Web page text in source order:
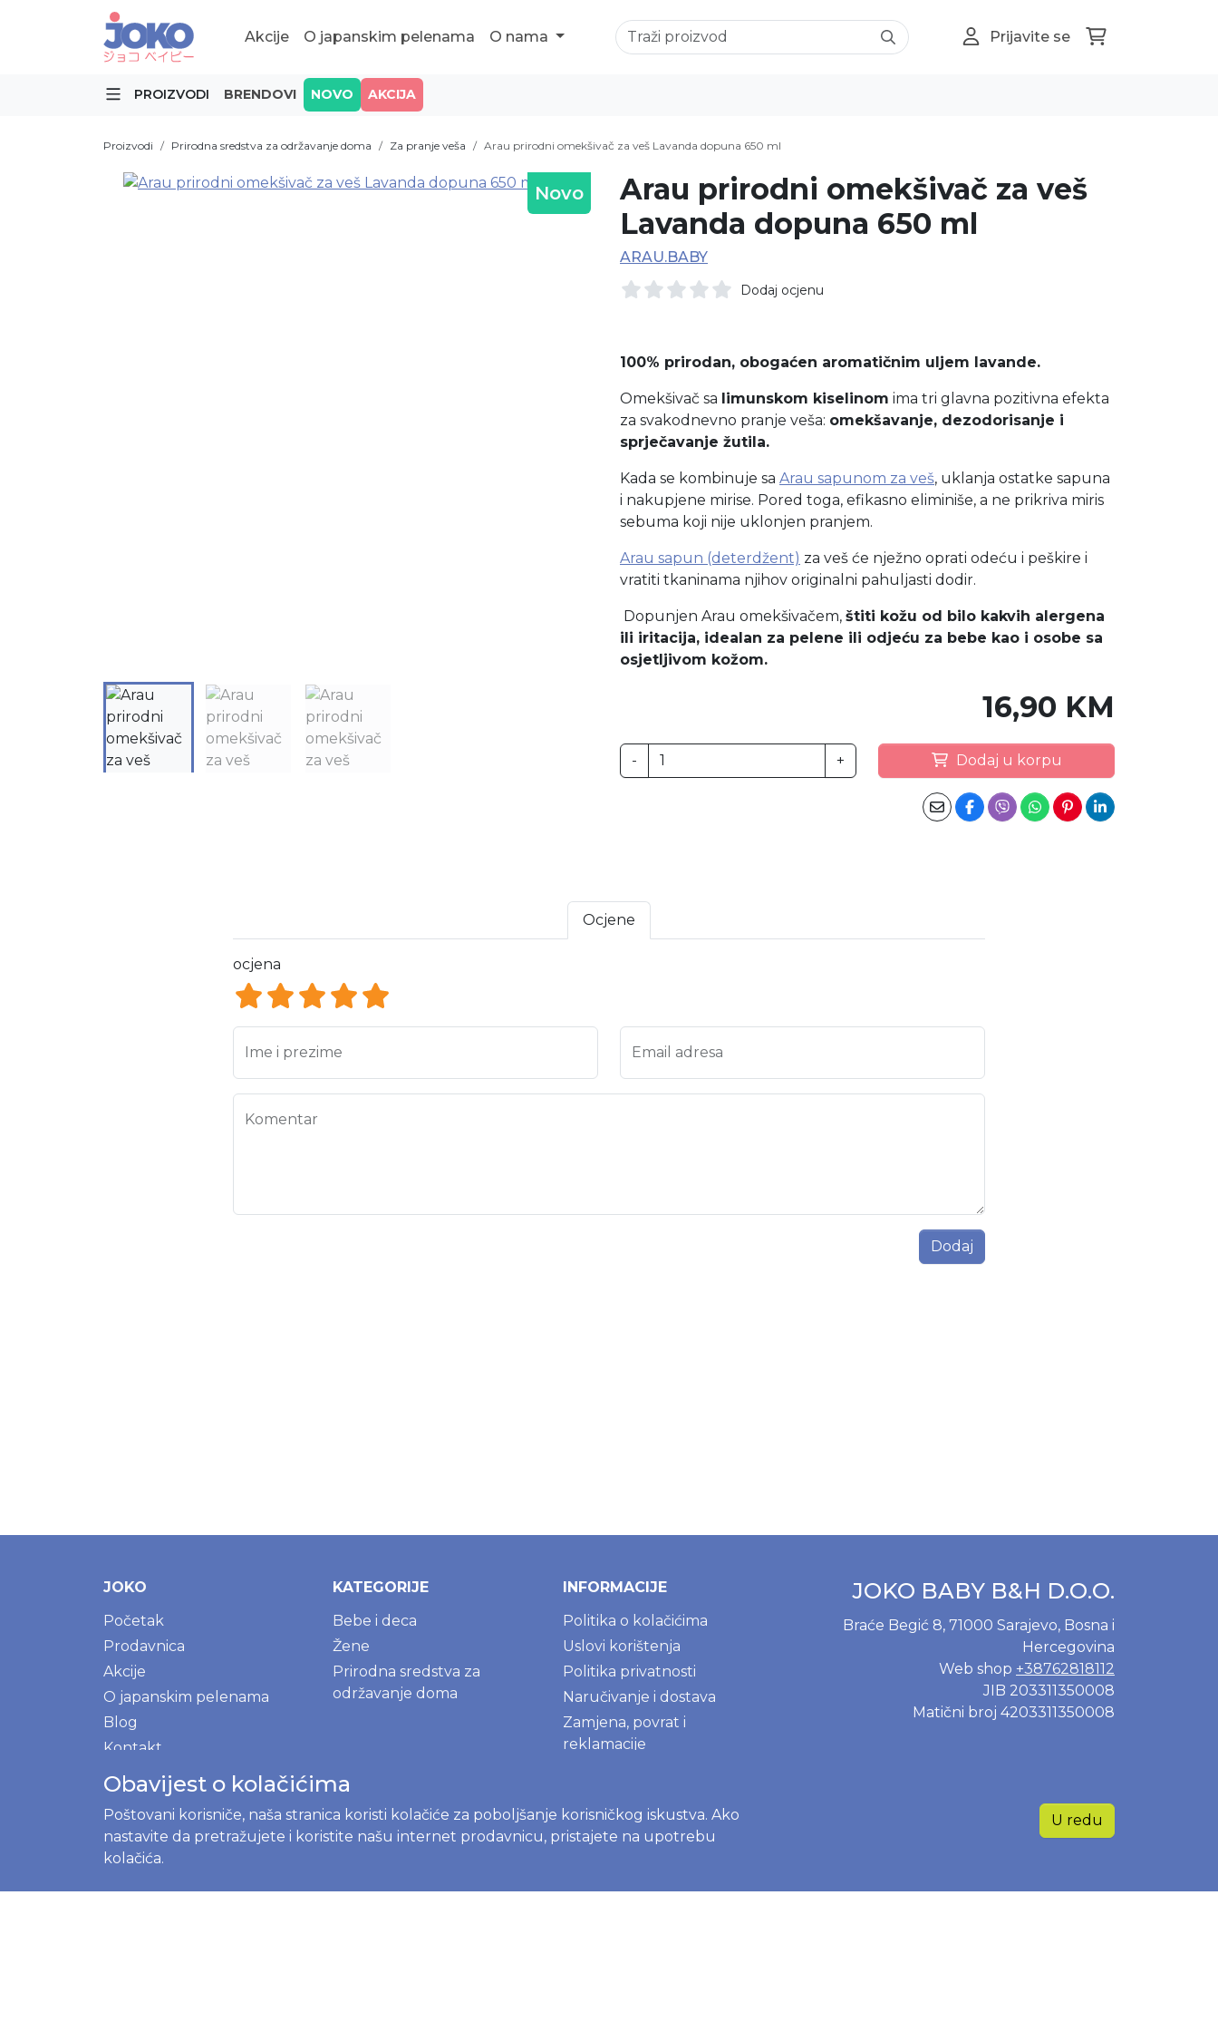
Akcije O japanskim pelenama O nama Prijavite se
PROIZVODI BRENDOVI NOVO AKCIJA
Proizvodi Prirodna sredstva za održavanje doma Za pranje veša Arau prirodni omekšivač za veš Lavanda dopuna 650 ml
Novo
Arau prirodni omekšivač za veš
Lavanda dopuna 650 ml
ARAU.BABY
Dodaj ocjenu
100% prirodan, obogaćen aromatičnim uljem lavande.
Omekšivač sa limunskom kiselinom ima tri glavna pozitivna efekta
za svakodnevno pranje veša: omekšavanje, dezodorisanje i
sprječavanje žutila.
Kada se kombinuje sa Arau sapunom za veš, uklanja ostatke sapuna
i nakupjene mirise. Pored toga, efikasno eliminiše, a ne prikriva miris
sebuma koji nije uklonjen pranjem.
Arau sapun (deterdžent) za veš će nježno oprati odeću i peškire i
vratiti tkaninama njihov originalni pahuljasti dodir.
Dopunjen Arau omekšivačem, štiti kožu od bilo kakvih alergena
ili iritacija, idealan za pelene ili odjeću za bebe kao i osobe sa
osjetljivom kožom.
16,90 KM
- + Dodaj u korpu
Ocjene
ocjena
ocjena 5
ocjena 4
ocjena 3
ocjena 2
ocjena 1
Ime i prezime Email adresa
Komentar
Dodaj
JOKO
Početak
Prodavnica
Akcije
O japanskim pelenama
Blog
Kontakt
O nama
Gdje kupiti
Registrujte se
Prijavite se
KATEGORIJE
Bebe i deca
Žene
Prirodna sredstva za
održavanje doma
INFORMACIJE
Politika o kolačićima
Uslovi korištenja
Politika privatnosti
Naručivanje i dostava
Zamjena, povrat i
reklamacije
JOKO BABY B&H D.O.O.
Braće Begić 8, 71000 Sarajevo, Bosna i
Hercegovina
Web shop +38762818112
JIB 203311350008
Matični broj 4203311350008
Obavijest o kolačićima
Poštovani korisniče, naša stranica koristi kolačiće za poboljšanje korisničkog iskustva. Ako
nastavite da pretražujete i koristite našu internet prodavnicu, pristajete na upotrebu
kolačića.
U redu